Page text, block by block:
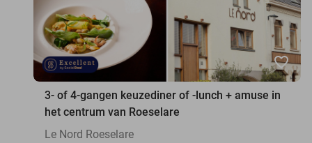
favorite_border
3- of 4-gangen keuzediner of -lunch + amuse in
het centrum van Roeselare
Le Nord Roeselare